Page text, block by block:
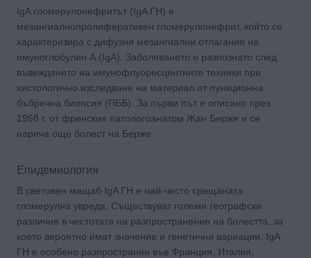
IgA гломерулонефритът (IgA ГН) е
мезангиалнопролиферативен гломерулонефрит, който се
характеризира с дифузни мезангиални отлагания на
имуноглобулин А (IgA). Заболяването е разпознато след
въвеждането на имунофлуоресцентните техники при
хистологично изследване на материал от пункционна
бъбречна биопсия (ПББ). За първи път е описано през
1968 г. от френския патологоанатом Жан Берже и се
нарича още болест на Берже.
Епидемиология
В световен мащаб IgA ГН е най-често срещаната
гломерулна увреда. Съществуват големи географски
различия в честотата на разпространение на болестта, за
което вероятно имат значение и генетични вариации. IgA
ГН e особено разпространен във Франция, Италия,